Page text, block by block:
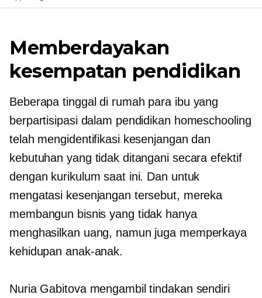
Memberdayakan
kesempatan pendidikan
Beberapatinggal di rumah para ibu yang
berpartisipasi dalam pendidikan homeschooling
telah mengidentifikasi kesenjangan dan
kebutuhan yang tidak ditangani secara efektif
dengan kurikulum saat ini. Dan untuk
mengatasi kesenjangan tersebut, mereka
membangun bisnis yang tidak hanya
menghasilkan uang, namun juga memperkaya
kehidupan anak-anak.
Nuria Gabitova mengambil tindakan sendiri